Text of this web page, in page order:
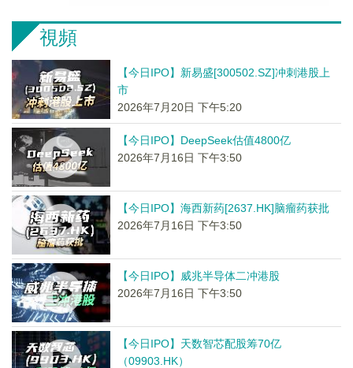
視頻
【今日IPO】新易盛[300502.SZ]冲刺港股上
市
2026年7月20日 下午5:20
【今日IPO】DeepSeek估值4800亿
2026年7月16日 下午3:50
【今日IPO】海西新药[2637.HK]脑瘤药获批
2026年7月16日 下午3:50
【今日IPO】威兆半导体二冲港股
2026年7月16日 下午3:50
【今日IPO】天数智芯配股筹70亿
（09903.HK）